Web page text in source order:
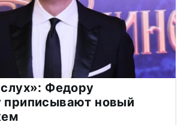
Федору
приписывают новый